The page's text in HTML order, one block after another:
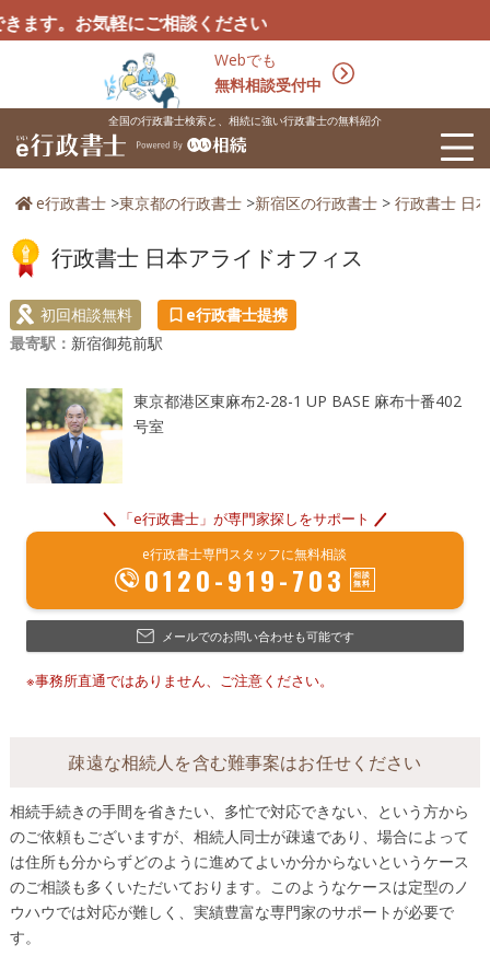
Webでも
無料相談受付中
お気軽にご相談ください
全国の行政書士検索と、相続に強い行政書士の無料紹介
e行政書士>東京都の行政書士>新宿区の行政書士> 行政書士 日
行政書士 日本アライドオフィス
初回相談無料
e行政書士提携
最寄駅： 新宿御苑前駅
東京都港区東麻布2-28-1 UP BASE 麻布十番402
号室
「e行政書士」が専門家探しをサポート
e行政書士専門スタッフに無料相談
0120-919-703
メールでのお問い合わせも可能です
※事務所直通ではありません、ご注意ください。
疎遠な相続人を含む難事案はお任せください
相続手続きの手間を省きたい、多忙で対応できない、という方から
のご依頼もございますが、相続人同士が疎遠であり、場合によって
は住所も分からずどのように進めてよいか分からないというケース
のご相談も多くいただいております。このようなケースは定型のノ
ウハウでは対応が難しく、実績豊富な専門家のサポートが必要で
す。